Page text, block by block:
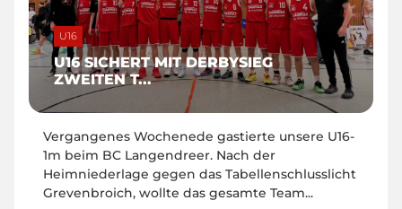
U16
U16 SICHERT MIT DERBYSIEG
ZWEITEN T...
Vergangenes Wochenede gastierte unsere U16-
1m beim BC Langendreer. Nach der
Heimniederlage gegen das Tabellenschlusslicht
Grevenbroich, wollte das gesamte Team...